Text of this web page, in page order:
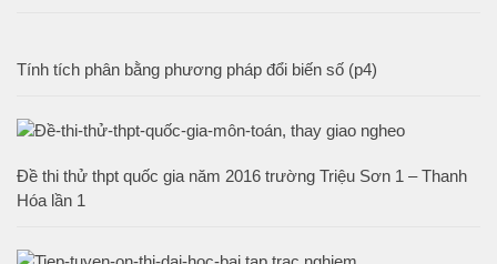
Tính tích phân bằng phương pháp đổi biến số (p4)
Đề thi thử thpt quốc gia năm 2016 trường Triệu Sơn 1 – Thanh
Hóa lần 1